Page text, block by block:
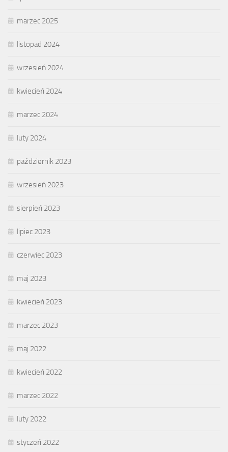
marzec 2025
listopad 2024
wrzesień 2024
kwiecień 2024
marzec 2024
luty 2024
październik 2023
wrzesień 2023
sierpień 2023
lipiec 2023
czerwiec 2023
maj 2023
kwiecień 2023
marzec 2023
maj 2022
kwiecień 2022
marzec 2022
luty 2022
styczeń 2022